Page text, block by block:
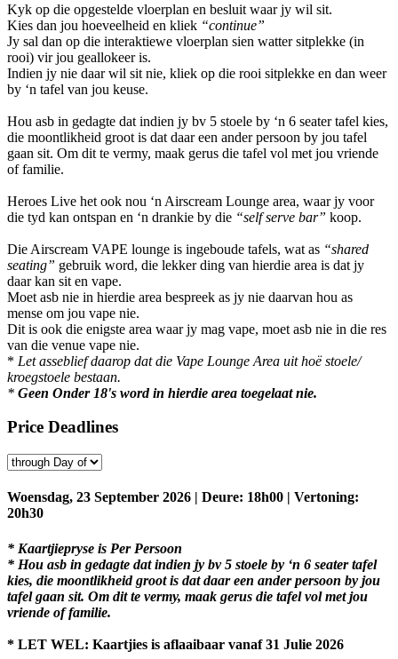
Kyk op die opgestelde vloerplan en besluit waar jy wil sit.
Kies dan jou hoeveelheid en kliek “continue”
Jy sal dan op die interaktiewe vloerplan sien watter sitplekke (in
rooi) vir jou geallokeer is.
Indien jy nie daar wil sit nie, kliek op die rooi sitplekke en dan weer
by ‘n tafel van jou keuse.
Hou asb in gedagte dat indien jy bv 5 stoele by ‘n 6 seater tafel kies,
die moontlikheid groot is dat daar een ander persoon by jou tafel
gaan sit. Om dit te vermy, maak gerus die tafel vol met jou vriende
of familie.
Heroes Live het ook nou ‘n Airscream Lounge area, waar jy voor
die tyd kan ontspan en ‘n drankie by die “self serve bar” koop.
Die Airscream VAPE lounge is ingeboude tafels, wat as “shared
seating” gebruik word, die lekker ding van hierdie area is dat jy
daar kan sit en vape.
Moet asb nie in hierdie area bespreek as jy nie daarvan hou as
mense om jou vape nie.
Dit is ook die enigste area waar jy mag vape, moet asb nie in die res
van die venue vape nie.
* Let asseblief daarop dat die Vape Lounge Area uit hoë stoele/
kroegstoele bestaan.
* Geen Onder 18's word in hierdie area toegelaat nie.
Price Deadlines
Woensdag, 23 September 2026 | Deure: 18h00 | Vertoning:
20h30
* Kaartjiepryse is Per Persoon
* Hou asb in gedagte dat indien jy bv 5 stoele by ‘n 6 seater tafel
kies, die moontlikheid groot is dat daar een ander persoon by jou
tafel gaan sit. Om dit te vermy, maak gerus die tafel vol met jou
vriende of familie.
* LET WEL: Kaartjies is aflaaibaar vanaf 31 Julie 2026